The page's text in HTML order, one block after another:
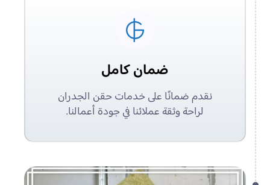
ضمان كامل
نقدم ضمانًا على خدمات حقن الجدران
لراحة وثقة عملائنا في جودة أعمالنا.